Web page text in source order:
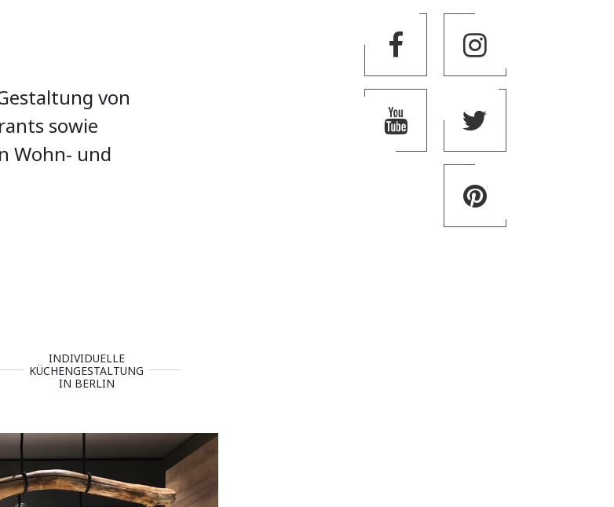
von
sowie
Wohn- und
INDIVIDUELLE
KÜCHENGESTALTUNG
IN BERLIN